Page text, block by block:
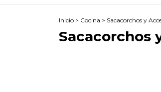
Inicio > Cocina > Sacacorchos y
Sacacorchos